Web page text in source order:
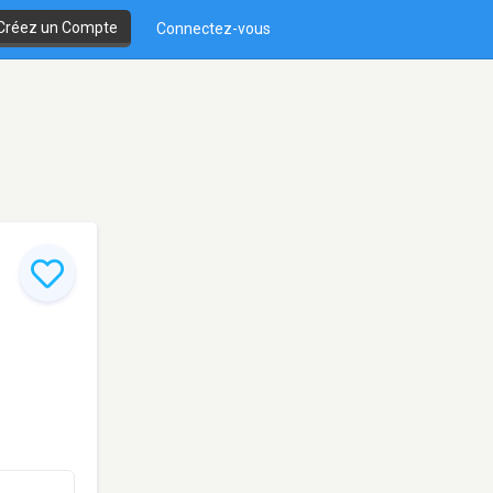
un Compte Connectez-vous